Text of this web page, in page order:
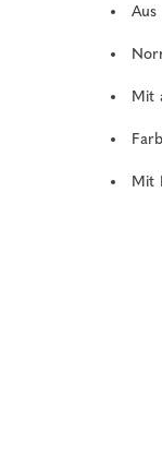
Aus
Mit
Mit